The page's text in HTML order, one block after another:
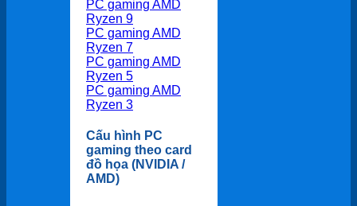
PC gaming AMD
Ryzen 9
PC gaming AMD
Ryzen 7
PC gaming AMD
Ryzen 5
PC gaming AMD
Ryzen 3
Cấu hình PC
gaming theo card
đồ họa (NVIDIA /
AMD)